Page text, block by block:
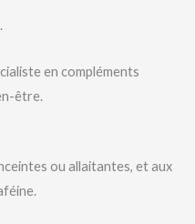
en compléments
être.
ou allaitantes, et aux